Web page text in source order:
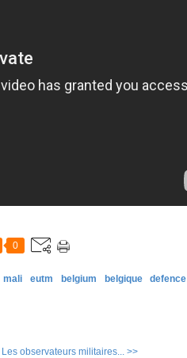
0
mali eutm belgium belgique defence
Les observateurs militaires... >>